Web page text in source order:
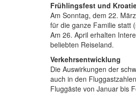
Frühlingsfest und
Am Sonntag, dem 22.
für die ganze Familie statt
Am 26. April erhalten
beliebten Reiseland.
Verkehrsentwicklung
Die Auswirkungen der
auch in den
Fluggäste von Januar bis